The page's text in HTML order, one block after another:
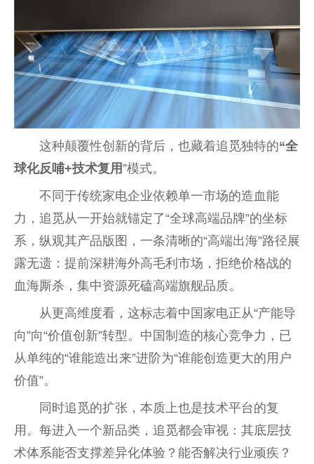
这种颠覆性创新的背后，也藏着追觅独特的“全
球化反哺+技术复用”模式。
不同于传统家电企业依赖单一市场的造血能
力，追觅从一开始就锚定了“全球高端品牌”的坐标
系，纵观其产品版图，一条清晰的“高端出海”路径展
露无遗：提前深耕海外高毛利市场，拒绝价格战的
血海厮杀，集中资源死磕高端旗舰品质。
从更高维度看，这标志着中国家电正从“产能导
向”向“价值创新”转型。中国制造的核心竞争力，已
从单纯的“谁能造出来”进阶为“谁能创造更大的用户
价值”。
同时追觅的扩张，本质上也是技术平台的复
用。每进入一个新品类，追觅都会审视：其底层技
术体系能否支撑差异化体验？能否解决行业顽疾？